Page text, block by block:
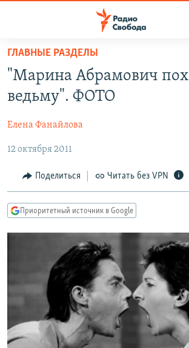
упрощенного
доступа
основному
Вернутся
главной
навигации
Вернутся
ПРОГРАММЫ
ПОДКАСТЫ
АВТОРСКИЕ ПРОЕКТЫ
ЦИТАТЫ СВОБОДЫ
МНЕНИЯ
КУЛЬТУРА
IDEL.РЕАЛИИ
КАВКАЗ.РЕАЛИИ
СИБИРЬ.РЕАЛИИ
РАСПИСАНИЕ ВЕЩАНИЯ
ПОДПИШИТЕСЬ НА РАССЫЛКУ
СОЦИАЛЬНЫЕ СЕТИ
ГЛАВНЫЕ РАЗДЕЛЫ
"Марина Абрамович
ведьму". ФОТО
Елена Фанайлова
12 октября 2011
Поделиться Читать без VPN
Приоритетный источник в Google